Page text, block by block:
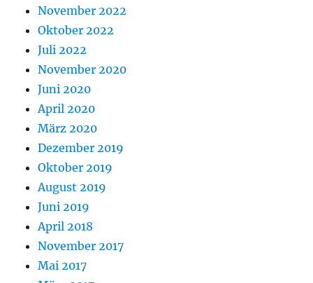
November 2022
Oktober 2022
Juli 2022
November 2020
Juni 2020
April 2020
März 2020
Dezember 2019
Oktober 2019
August 2019
Juni 2019
April 2018
November 2017
Mai 2017